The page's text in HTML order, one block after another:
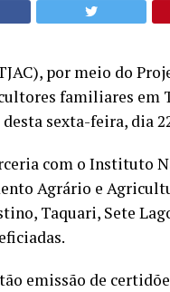
por meio do
familiares em
sexta-feira, dia
com o Instituto
Agrário e
Taquari, Sete
emissão de